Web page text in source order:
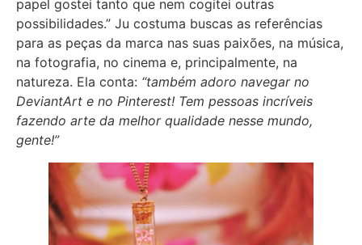
papel gostei tanto que nem cogitei outras
possibilidades.” Ju costuma buscas as referências
para as peças da marca nas suas paixões, na música,
na fotografia, no cinema e, principalmente, na
natureza. Ela conta: “também adoro navegar no
DeviantArt e no Pinterest! Tem pessoas incríveis
fazendo arte da melhor qualidade nesse mundo,
gente!”